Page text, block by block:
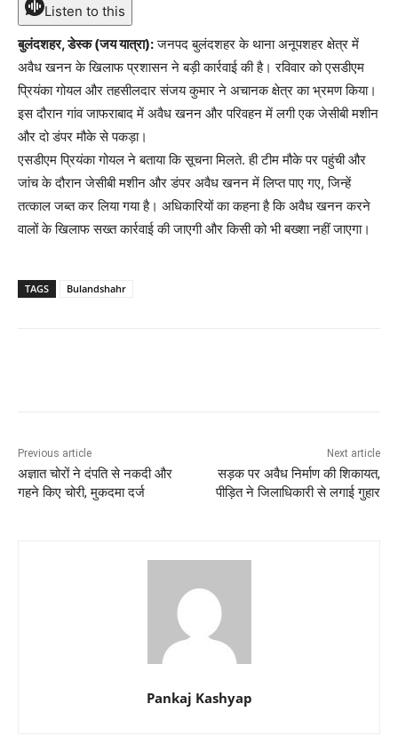
Listen to this
बुलंदशहर, डेस्क (जय यात्रा):जनपद बुलंदशहर के थाना अनूपशहर क्षेत्र में
अवैध खनन के खिलाफ प्रशासन ने बड़ी कार्रवाई की है। रविवार को एसडीएम
प्रियंका गोयल और तहसीलदार संजय कुमार ने अचानक क्षेत्र का भ्रमण किया।
इस दौरान गांव जाफराबाद में अवैध खनन और परिवहन में लगी एक जेसीबी मशीन
और दो डंपर मौके से पकड़ा।
एसडीएम प्रियंका गोयल ने बताया कि सूचना मिलते. ही टीम मौके पर पहुंची और
जांच के दौरान जेसीबी मशीन और डंपर अवैध खनन में लिप्त पाए गए, जिन्हें
तत्काल जब्त कर लिया गया है। अधिकारियों का कहना है कि अवैध खनन करने
वालों के खिलाफ सख्त कार्रवाई की जाएगी और किसी को भी बख्शा नहीं जाएगा।
TAGS Bulandshahr
Previous article
अज्ञात चोरों ने दंपति से नकदी और
गहने किए चोरी, मुकदमा दर्ज
Next article
सड़क पर अवैध निर्माण की शिकायत,
पीड़ित ने जिलाधिकारी से लगाई गुहार
Pankaj Kashyap